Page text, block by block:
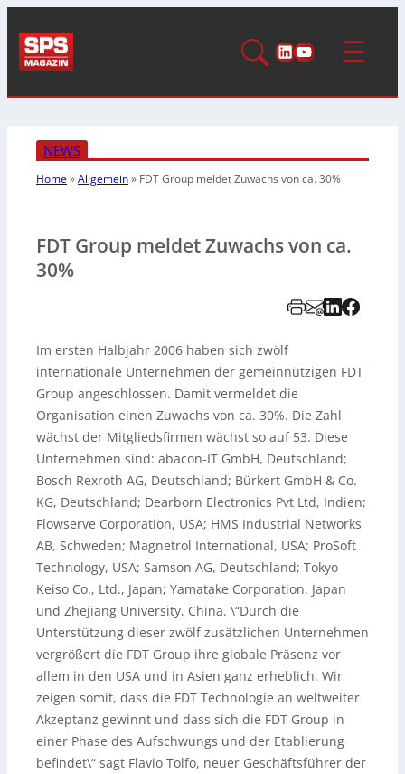
LinkedIn
YouTube
NEWS
Home»Allgemein» FDT Group meldet Zuwachs von ca. 30%
FDT Group meldet Zuwachs von ca.
30%
Im ersten Halbjahr 2006 haben sich zwölf
internationale Unternehmen der gemeinnützigen FDT
Group angeschlossen. Damit vermeldet die
Organisation einen Zuwachs von ca. 30%. Die Zahl
wächst der Mitgliedsfirmen wächst so auf 53. Diese
Unternehmen sind: abacon-IT GmbH, Deutschland;
Bosch Rexroth AG, Deutschland; Bürkert GmbH & Co.
KG, Deutschland; Dearborn Electronics Pvt Ltd, Indien;
Flowserve Corporation, USA; HMS Industrial Networks
AB, Schweden; Magnetrol International, USA; ProSoft
Technology, USA; Samson AG, Deutschland; Tokyo
Keiso Co., Ltd., Japan; Yamatake Corporation, Japan
und Zhejiang University, China. \“Durch die
Unterstützung dieser zwölf zusätzlichen Unternehmen
vergrößert die FDT Group ihre globale Präsenz vor
allem in den USA und in Asien ganz erheblich. Wir
zeigen somit, dass die FDT Technologie an weltweiter
Akzeptanz gewinnt und dass sich die FDT Group in
einer Phase des Aufschwungs und der Etablierung
befindet\“ sagt Flavio Tolfo, neuer Geschäftsführer der